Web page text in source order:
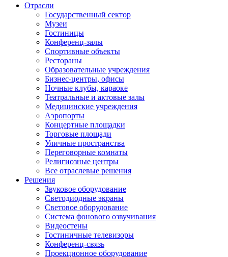
Отрасли
Государственный сектор
Музеи
Гостиницы
Конференц-залы
Спортивные объекты
Рестораны
Образовательные учреждения
Бизнес-центры, офисы
Ночные клубы, караоке
Театральные и актовые залы
Медицинские учреждения
Аэропорты
Концертные площадки
Торговые площади
Уличные пространства
Переговорные комнаты
Религиозные центры
Все отраслевые решения
Решения
Звуковое оборудование
Светодиодные экраны
Световое оборудование
Система фонового озвучивания
Видеостены
Гостиничные телевизоры
Конференц-связь
Проекционное оборудование